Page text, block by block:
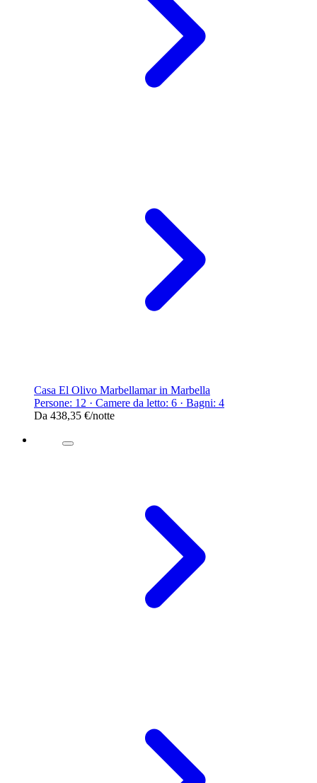
Casa El Olivo Marbellamar in Marbella
Persone: 12 · Camere da letto: 6 · Bagni: 4
Da 438,35 €/notte